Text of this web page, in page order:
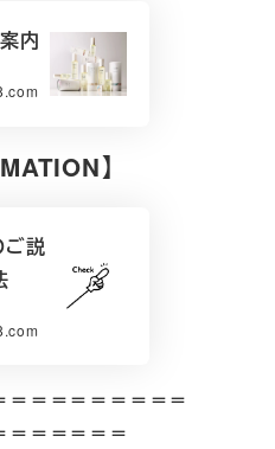
内
】
ご説
＝＝＝＝＝＝＝＝＝
＝＝＝＝＝＝